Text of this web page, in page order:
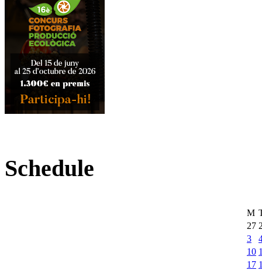
Schedule
M
27
3
10
17